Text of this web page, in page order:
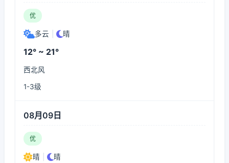
优
多云 晴
12° ~ 21°
西北风
1-3级
08月09日
优
晴 晴